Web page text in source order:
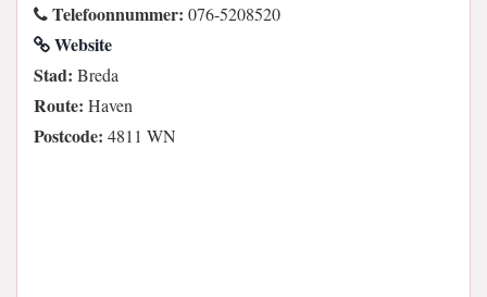
Telefoonnummer: 076-5208520
Website
Stad: Breda
Route: Haven
Postcode: 4811 WN